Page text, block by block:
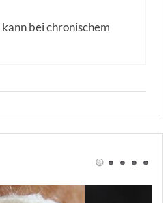
bei chronischem